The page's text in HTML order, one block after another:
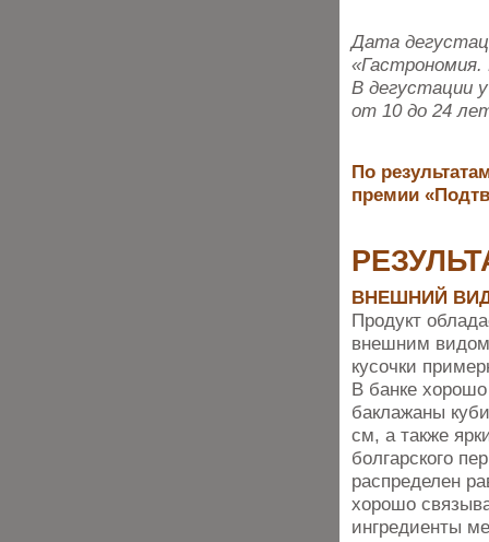
Дата
«Гастрономия.
В дегустации
от 10 до 24
По
премии
ВНЕШНИЙ
Продукт
внешним
кусочки
В банке
баклажаны
см, а также
болгарского
распределен
хорошо
ингредиенты